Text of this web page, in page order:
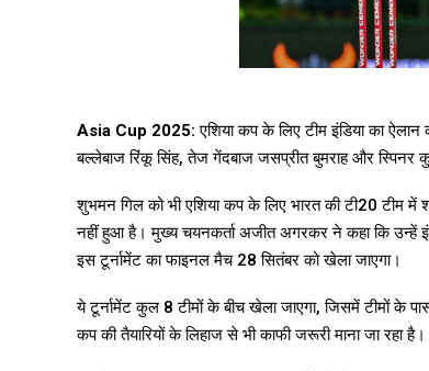
Asia Cup 2025:एशिया कप के लिए टीम इंडिया का ऐलान
बल्लेबाज रिंकू सिंह, तेज गेंदबाज जसप्रीत बुमराह और स्पिनर
शुभमन गिल को भी एशिया कप के लिए भारत की टी20 टीम में
नहीं हुआ है। मुख्य चयनकर्ता अजीत अगरकर ने कहा कि उन्हें
इस टूर्नामेंट का फाइनल मैच 28 सितंबर को खेला जाएगा।
ये टूर्नामेंट कुल 8 टीमों के बीच खेला जाएगा, जिसमें टीमों के
कप की तैयारियों के लिहाज से भी काफी जरूरी माना जा रहा है।